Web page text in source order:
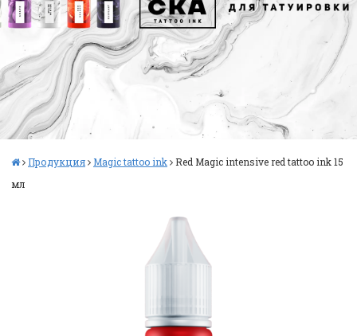
Продукция Magic tattoo ink
Red Magic intensive red tattoo ink 15
мл